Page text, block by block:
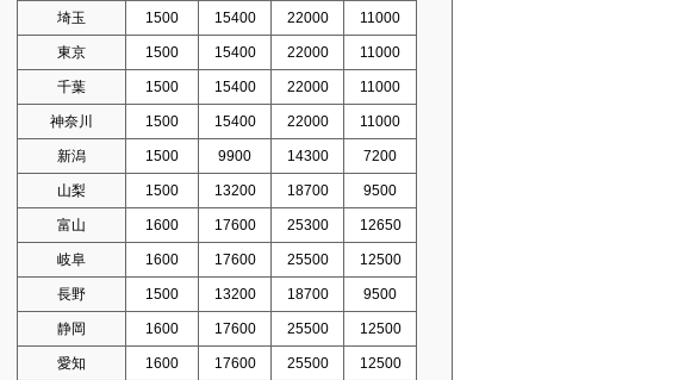
埼玉 1500 15400 22000 11000
東京 1500 15400 22000 11000
千葉 1500 15400 22000 11000
神奈川 1500 15400 22000 11000
新潟 1500 9900 14300 7200
山梨 1500 13200 18700 9500
富山 1600 17600 25300 12650
岐阜 1600 17600 25500 12500
長野 1500 13200 18700 9500
静岡 1600 17600 25500 12500
愛知 1600 17600 25500 12500